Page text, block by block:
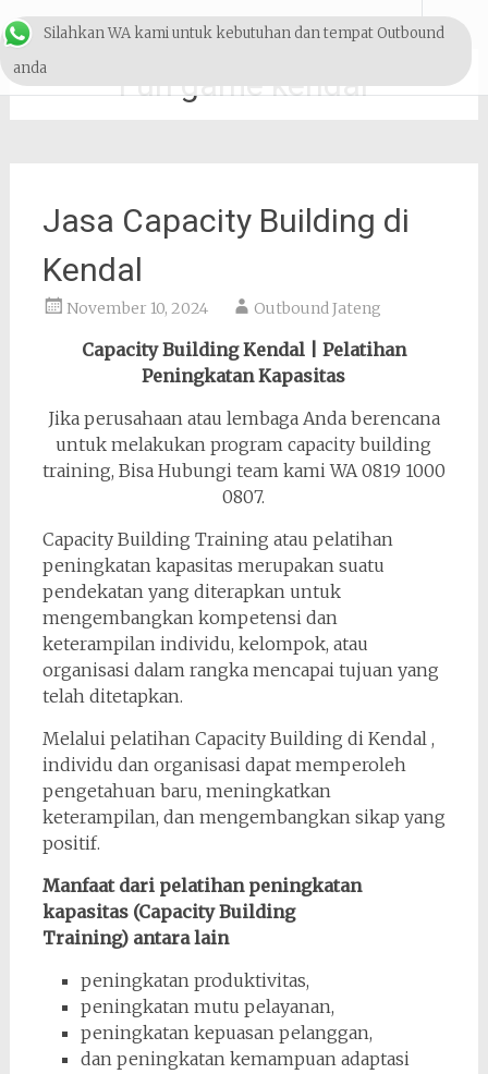
Lompat
ke
konten
Outbound & Pelatihan
SDM
Fun game kendal
Jasa Capacity Building di
Kendal
November 10, 2024 Outbound Jateng
Capacity Building Kendal | Pelatihan
Peningkatan Kapasitas
Jika perusahaan atau lembaga Anda berencana
untuk melakukan program capacity building
training, Bisa Hubungi team kami WA 0819 1000
0807.
Capacity Building Training atau pelatihan
peningkatan kapasitas merupakan suatu
pendekatan yang diterapkan untuk
mengembangkan kompetensi dan
keterampilan individu, kelompok, atau
organisasi dalam rangka mencapai tujuan yang
telah ditetapkan.
Melalui pelatihan Capacity Building di Kendal ,
individu dan organisasi dapat memperoleh
pengetahuan baru, meningkatkan
keterampilan, dan mengembangkan sikap yang
positif.
Manfaat dari pelatihan peningkatan
kapasitas (Capacity Building
Training) antara lain
peningkatan produktivitas,
peningkatan mutu pelayanan,
peningkatan kepuasan pelanggan,
dan peningkatan kemampuan adaptasi
Silahkan WA kami untuk kebutuhan dan tempat Outbound
anda